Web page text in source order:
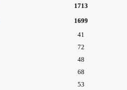
1713
1699
41
72
48
68
53